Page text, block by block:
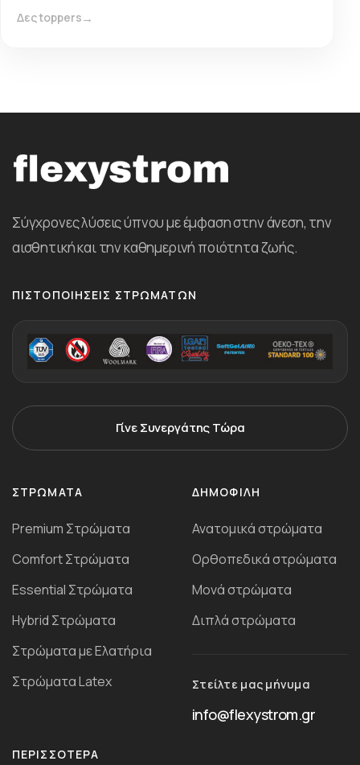
Δες toppers
Σύγχρονες λύσεις ύπνου με έμφαση στην άνεση, την
αισθητική και την καθημερινή ποιότητα ζωής.
ΠΙΣΤΟΠΟΙΉΣΕΙΣ ΣΤΡΩΜΆΤΩΝ
Γίνε Συνεργάτης Τώρα
ΣΤΡΏΜΑΤΑ
Premium Στρώματα
Comfort Στρώματα
Essential Στρώματα
Ηybrid Στρώματα
Στρώματα με Ελατήρια
Στρώματα Latex
ΔΗΜΟΦΙΛΗ
Ανατομικά στρώματα
Ορθοπεδικά στρώματα
Μονά στρώματα
Διπλά στρώματα
Στείλτε μας μήνυμα
info@flexystrom.gr
ΠΕΡΙΣΣΌΤΕΡΑ